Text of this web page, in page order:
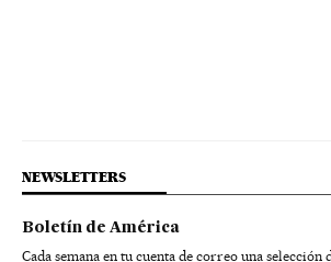
NEWSLETTERS
Boletín de América
Cada semana en tu cuenta de correo una selección